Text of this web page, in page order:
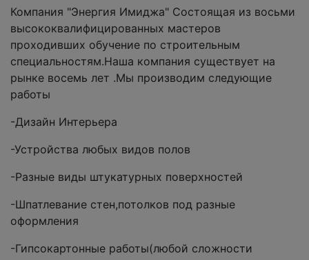
Компания "Энергия Имиджа" Состоящая из восьми
высококвалифицированных мастеров
проходивших обучение по строительным
специальностям.Наша компания существует на
рынке восемь лет .Мы производим следующие
работы
-Дизайн Интерьера
-Устройства любых видов полов
-Разные виды штукатурных поверхностей
-Шпатлевание стен,потолков под разные
оформления
-Гипсокартонные работы(любой сложности